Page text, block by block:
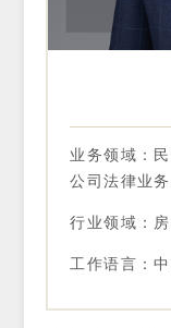
业务领域：
公司法律业
行业领域：
工作语言：